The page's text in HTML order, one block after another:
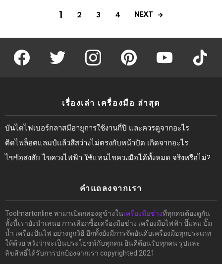
1 2 3 4 NEXT
facebook twitter instagram pinterest youtube tiktok
เรื่องเล่า เครื่องมือ ล่าสุด
บันไดไฟเบอร์กลาสมีอายุการใช้งานกี่ปี และควรดูจากอะไร
ติดไพล็อตแลมป์แล้วสีสว่างไม่ตรงกับหน้าปัด เกิดจากอะไร
ไขข้อสงสัย ไขควงไฟฟ้า ใช้แทนไขควงมือได้ทั้งหมด จริงหรือไม่?
คำแถลงจากเรา
Toolmartonline พามาเปิดกล่องดูข้างในเครื่องมือช่างที่ทุกคนต้องดูกัน
ทั้งนี้เรายังนำเสนอ การเลือกซื้อเครื่องมือช่าง เครื่องมือไฟฟ้า ปั๊มลม ปั๊ม
น้ำ เครื่องปั่นไฟ อย่างถูกวิธี อีกทั้งยังมีการจัดอันดับเครื่องมือทุกประเภท
ให้ด้วย หวังว่าจะเป็นประโยชน์กับทุกคน ยินดีต้อนรับทุกคน รูปและ
ลิขสิทธิ์ได้รับการปกป้องจากเรา copyrighted 2021